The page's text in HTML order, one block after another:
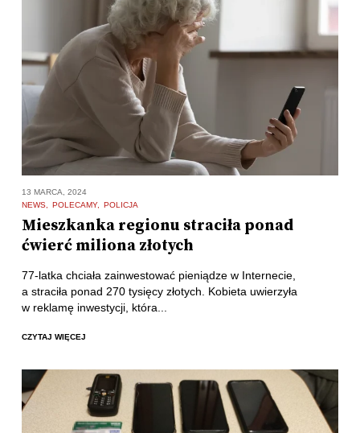
13 MARCA, 2024
NEWS
POLECAMY POLICJA
Mieszkanka regionu straciła ponad
ćwierć miliona złotych
77-latka chciała zainwestować pieniądze w Internecie,
a straciła ponad 270 tysięcy złotych. Kobieta uwierzyła
w reklamę inwestycji, która...
CZYTAJ WIĘCEJ